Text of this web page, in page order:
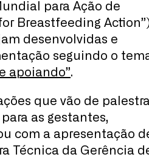
para Ação de
Breastfeeding
desenvolvidas e
seguindo o
apoiando”.
que vão de
as gestantes,
com a apresentação
Técnica da Gerência